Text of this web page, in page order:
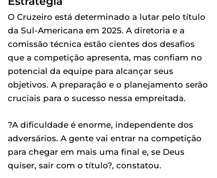
O Cruzeiro está determinado a lutar pelo título
da Sul-Americana em 2025. A diretoria e a
comissão técnica estão cientes dos desafios
que a competição apresenta, mas confiam no
potencial da equipe para alcançar seus
objetivos. A preparação e o planejamento serão
cruciais para o sucesso nessa empreitada.
?A dificuldade é enorme, independente dos
adversários. A gente vai entrar na competição
para chegar em mais uma final e, se Deus
quiser, sair com o título?, constatou.